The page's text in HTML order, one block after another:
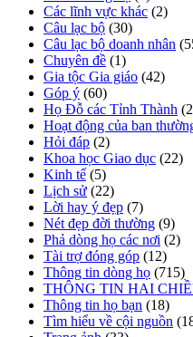
Các lĩnh vực khác (2)
Câu lạc bộ (30)
Câu lạc bộ doanh nhân
Chuyên đề (1)
Gia tộc Gia giáo (42)
Góp ý (60)
Họ Đỗ các Tỉnh Thành
Hoạt động của ban
Hỏi đáp (2)
Khoa học Giao dục (22)
Kinh tế (5)
Lịch sử (22)
Lời hay ý đẹp (7)
Nét đẹp đời thường (9)
Phả dòng họ các nơi (2)
Tài trợ đóng góp (12)
Thông tin dòng họ (715)
THÔNG TIN HAI
Thông tin họ bạn (18)
Tìm hiểu về cội nguồn